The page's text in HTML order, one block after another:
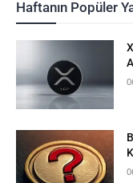
Haftanın Popüler